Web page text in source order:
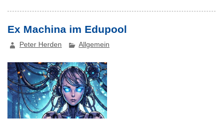
Ex Machina im Edupool
Peter Herden Allgemein